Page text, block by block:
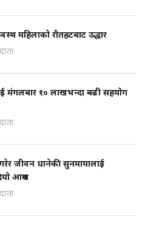
महिलाको राैतहटबाट उद्धार
मंगलबार १० लाखभन्दा बढी सहयोग
जीवन धानेकी सुनमायालाई
आश्रय